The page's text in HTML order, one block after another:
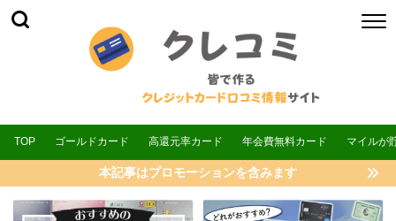
TOP ゴールドカード 高還元率カード 年会費無料カード マイルが
本記事はプロモーションを含みます